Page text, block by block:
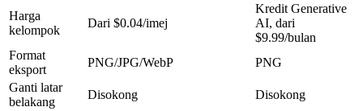
Harga
kelompok
Dari $0.04/imej
Kredit Generative
AI, dari
$9.99/bulan
Format
eksport
PNG/JPG/WebP
PNG
Ganti latar
belakang
Disokong
Disokong